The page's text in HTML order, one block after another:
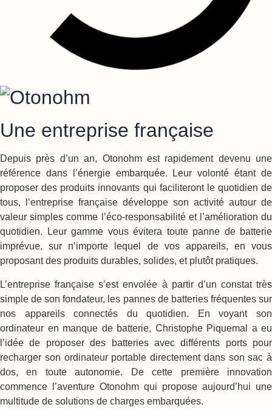
Une entreprise française
Depuis près d’un an, Otonohm est rapidement devenu une
référence dans l’énergie embarquée. Leur volonté étant de
proposer des produits innovants qui faciliteront le quotidien de
tous, l’entreprise française développe son activité autour de
valeur simples comme l’éco-responsabilité et l’amélioration du
quotidien. Leur gamme vous évitera toute panne de batterie
imprévue, sur n’importe lequel de vos appareils, en vous
proposant des produits durables, solides, et plutôt pratiques.
L’entreprise française s’est envolée à partir d’un constat très
simple de son fondateur, les pannes de batteries fréquentes sur
nos appareils connectés du quotidien. En voyant son
ordinateur en manque de batterie, Christophe Piquemal a eu
l’idée de proposer des batteries avec différents ports pour
recharger son ordinateur portable directement dans son sac à
dos, en toute autonomie. De cette première innovation
commence l’aventure Otonohm qui propose aujourd’hui une
multitude de solutions de charges embarquées.